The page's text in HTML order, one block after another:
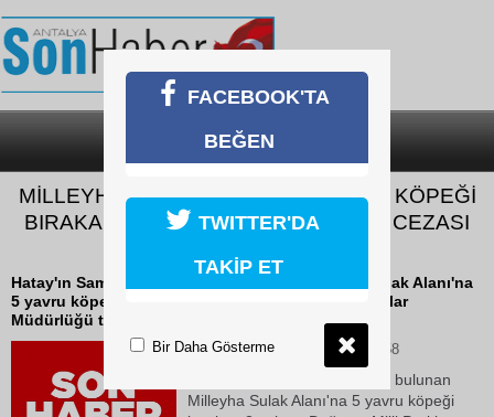
SON DAKİKA
MİLLEYHA SULAK ALANINA 5 YAVRU KÖPEĞİ
BIRAKAN 2 ŞAHSA 540 BİN TL PARA CEZASI
Hatay'ın Samandağ ilçesinde bulunan Milleyha Sulak Alanı'na
5 yavru köpeği bırakan 2 şahsa, Doğa ve Milli Parklar
Müdürlüğü tarafından toplam 540...
04 Haziran 2026 Perşembe 11:58
Hatay'ın Samandağ ilçesinde bulunan
Milleyha Sulak Alanı'na 5 yavru köpeği
FACEBOOK'TA
BEĞEN
TWITTER'DA
TAKİP ET
Bir Daha Gösterme